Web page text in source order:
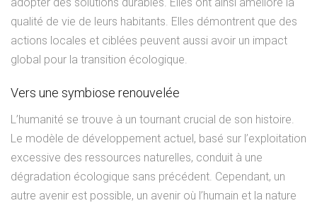
qualité de vie de leurs habitants. Elles démontrent que des
actions locales et ciblées peuvent aussi avoir un impact
global pour la transition écologique.
Vers une symbiose renouvelée
L’humanité se trouve à un tournant crucial de son histoire.
Le modèle de développement actuel, basé sur l’exploitation
excessive des ressources naturelles, conduit à une
dégradation écologique sans précédent. Cependant, un
autre avenir est possible, un avenir où l’humain et la nature